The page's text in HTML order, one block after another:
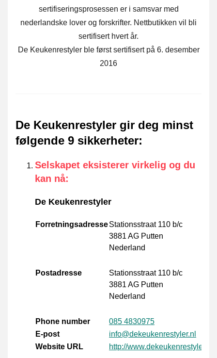
sertifiseringsprosessen er i samsvar med
nederlandske lover og forskrifter. Nettbutikken vil bli
sertifisert hvert år.
De Keukenrestyler ble først sertifisert på 6. desember
2016
De Keukenrestyler gir deg minst
følgende 9 sikkerheter:
Selskapet eksisterer virkelig og du
kan nå:
De Keukenrestyler
ForretningsadresseStationsstraat 110 b/c
3881 AG Putten
Nederland
Postadresse
Stationsstraat 110 b/c
3881 AG Putten
Nederland
Phone number
085 4830975
E-post
info@dekeukenrestyler.nl
Website URL
http://www.dekeukenrestyler.nl